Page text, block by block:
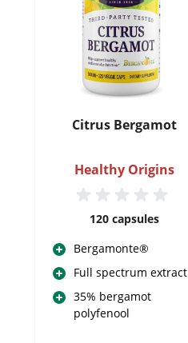
Citrus Bergamot
Healthy Origins
120 capsules
Bergamonte®
Full spectrum extract
35% bergamot
polyfenool